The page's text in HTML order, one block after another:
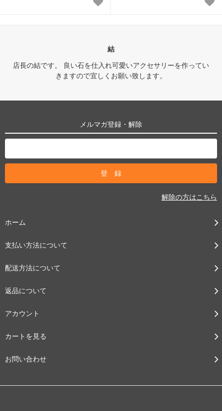
結
店長の結です。 良い石を仕入れ可愛いアクセサリーを作ってい
きますので宜しくお願い致します。
メルマガ登録・解除
解除の方はこちら
ホーム
支払い方法について
配送方法について
返品について
アカウント
カートを見る
お問い合わせ